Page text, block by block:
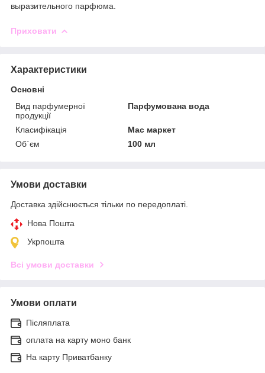
выразительного парфюма.
Приховати
Характеристики
Основні
Вид парфумерної
продукції
Парфумована вода
Класифікація
Мас маркет
Об`єм
100 мл
Умови доставки
Доставка здійснюється тільки по передоплаті.
Нова Пошта
Укрпошта
Всі умови доставки
Умови оплати
Післяплата
оплата на карту моно банк
На карту Приватбанку